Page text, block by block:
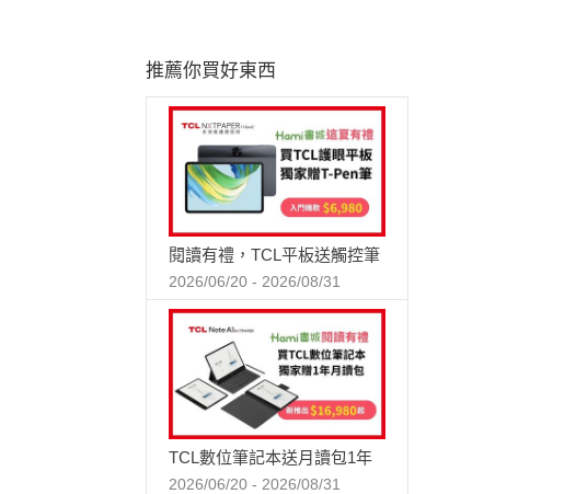
推薦你買好東西
閱讀有禮，TCL平板送觸控筆
2026/06/20 - 2026/08/31
TCL數位筆記本送月讀包1年
2026/06/20 - 2026/08/31